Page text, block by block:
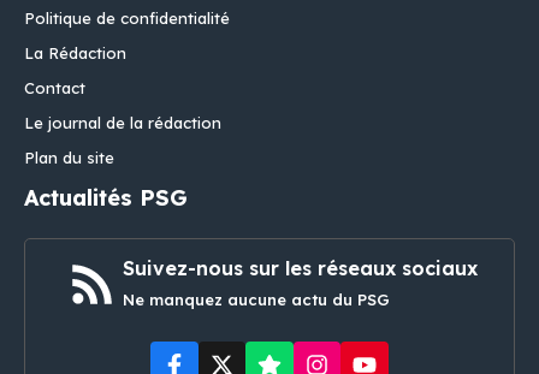
Politique de confidentialité
La Rédaction
Contact
Le journal de la rédaction
Plan du site
Actualités PSG
Suivez-nous sur les réseaux sociaux
Ne manquez aucune actu du PSG